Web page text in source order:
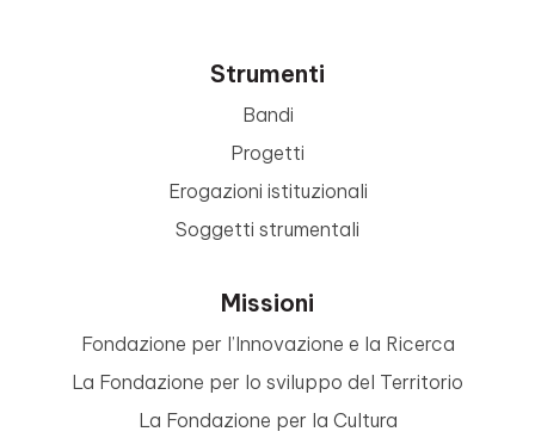
Strumenti
Bandi
Progetti
Erogazioni istituzionali
Soggetti strumentali
Missioni
Fondazione per l’Innovazione e la Ricerca
La Fondazione per lo sviluppo del Territorio
La Fondazione per la Cultura